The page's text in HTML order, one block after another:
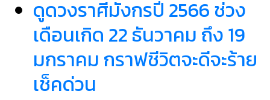
ดูดวงราศีมังกรปี 2566 ช่วง
เดือนเกิด 22 ธันวาคม ถึง 19
มกราคม กราฟชีวิตจะดีจะร้าย
เช็คด่วน